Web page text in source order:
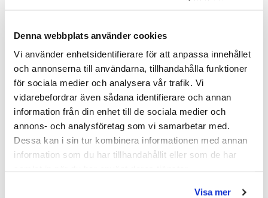
Denna webbplats använder cookies
Vi använder enhetsidentifierare för att anpassa innehållet
och annonserna till användarna, tillhandahålla funktioner
för sociala medier och analysera vår trafik. Vi
vidarebefordrar även sådana identifierare och annan
information från din enhet till de sociala medier och
annons- och analysföretag som vi samarbetar med.
Dessa kan i sin tur kombinera informationen med annan
information som du har tillhandahållit eller som de har
Visa mer
SKU: hvv900004-12
MPN: 900004-12
Dokument
HAVEN-Skotselrad.pdf (287.02 KB)
Relaterade kategorier
Kommod & Tvättställsskåp